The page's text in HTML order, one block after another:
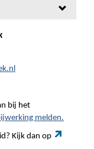
bij het
melden.
Kijk dan op